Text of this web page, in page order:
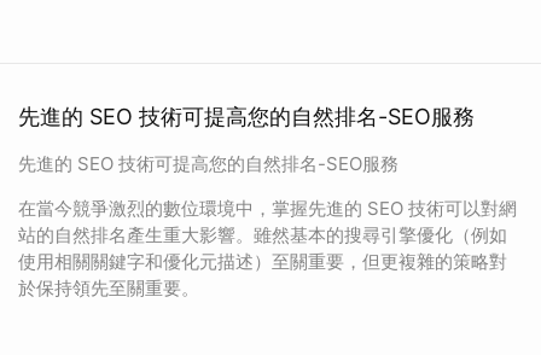
先進的 SEO 技術可提高您的自然排名-SEO服務
先進的 SEO 技術可提高您的自然排名-SEO服務
在當今競爭激烈的數位環境中，掌握先進的 SEO 技術可以對網
站的自然排名產生重大影響。雖然基本的搜尋引擎優化（例如
使用相關關鍵字和優化元描述）至關重要，但更複雜的策略對
於保持領先至關重要。